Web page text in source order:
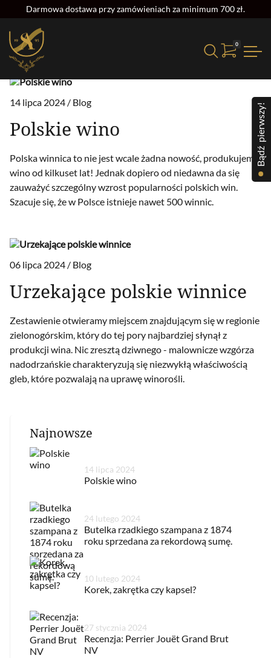
Darmowa dostawa przy zamówieniach za minimum 700 zł.
0
14 lipca 2024 / Blog
Polskie wino
Polska winnica to nie jest wcale żadna nowość, produkujemy
wino od kilkuset lat! Jednak dopiero od niedawna da się
zauważyć szczególny wzrost popularności polskich win.
Szacuje się, że w Polsce istnieje nawet 500 winnic.
06 lipca 2024 / Blog
Urzekające polskie winnice
Zestawienie otwieramy miejscem znajdującym się w regionie
zielonogórskim, który do tej pory najbardziej słynął z
produkcji wina. Nic zresztą dziwnego - malownicze wzgórza
nadodrzańskie charakteryzują się niezwykłą właściwością
gleb, które pozwalają na uprawę winorośli.
Najnowsze
14 lipca 2024
Polskie wino
24 lutego 2024
Butelka rzadkiego szampana z 1874
roku sprzedana za rekordową sumę.
10 lutego 2024
Korek, zakrętka czy kapsel?
27 stycznia 2024
Recenzja: Perrier Jouët Grand Brut
NV
Bądź pierwszy!